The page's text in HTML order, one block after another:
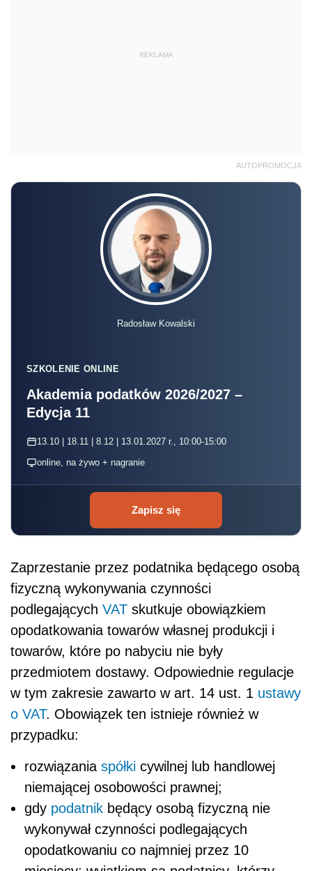
REKLAMA
AUTOPROMOCJA
Radosław Kowalski
SZKOLENIE ONLINE
Akademia podatków 2026/2027 –
Edycja 11
13.10 | 18.11 | 8.12 | 13.01.2027 r., 10:00-15:00
online, na żywo + nagranie
Zapisz się
Zaprzestanie przez podatnika będącego osobą
fizyczną wykonywania czynności
podlegających VAT skutkuje obowiązkiem
opodatkowania towarów własnej produkcji i
towarów, które po nabyciu nie były
przedmiotem dostawy. Odpowiednie regulacje
w tym zakresie zawarto w art. 14 ust. 1 ustawy
o VAT. Obowiązek ten istnieje również w
przypadku:
rozwiązania spółki cywilnej lub handlowej
niemającej osobowości prawnej;
gdy podatnik będący osobą fizyczną nie
wykonywał czynności podlegających
opodatkowaniu co najmniej przez 10